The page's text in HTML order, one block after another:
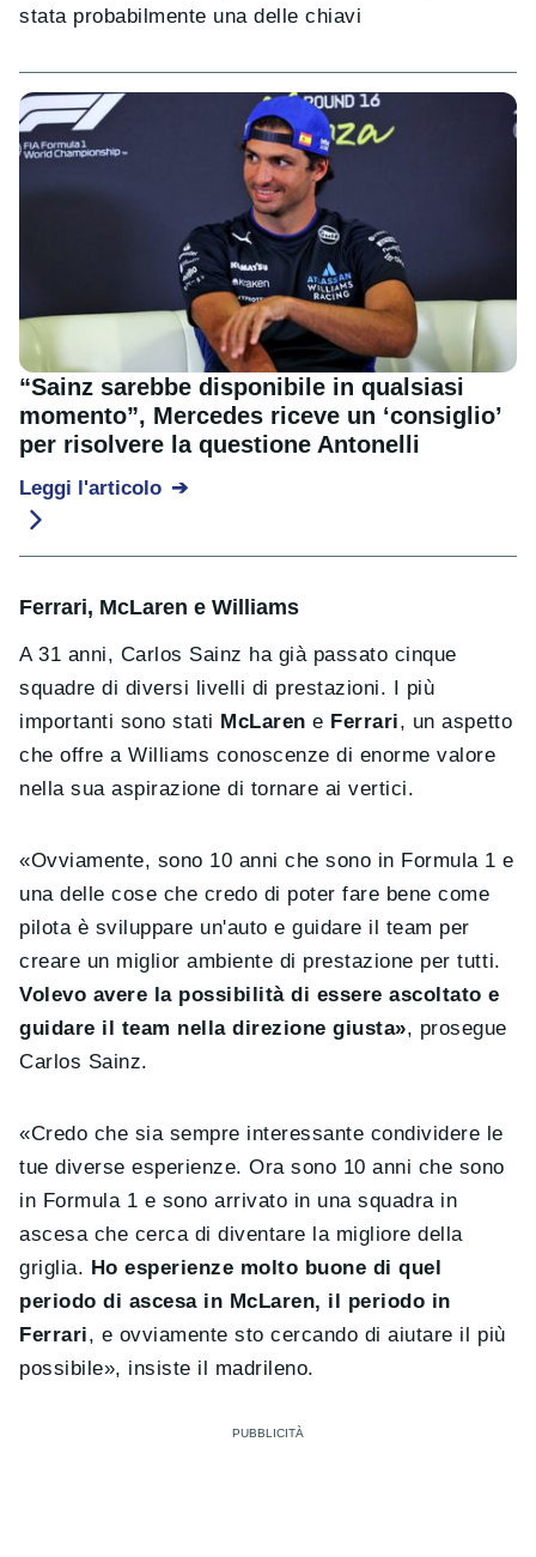
stata probabilmente una delle chiavi
“Sainz sarebbe disponibile in qualsiasi
momento”, Mercedes riceve un ‘consiglio’
per risolvere la questione Antonelli
Leggi l'articolo
Ferrari, McLaren e Williams
A 31 anni, Carlos Sainz ha già passato cinque
squadre di diversi livelli di prestazioni. I più
importanti sono stati McLaren e Ferrari, un aspetto
che offre a Williams conoscenze di enorme valore
nella sua aspirazione di tornare ai vertici.
«Ovviamente, sono 10 anni che sono in Formula 1 e
una delle cose che credo di poter fare bene come
pilota è sviluppare un'auto e guidare il team per
creare un miglior ambiente di prestazione per tutti.
Volevo avere la possibilità di essere ascoltato e
guidare il team nella direzione giusta», prosegue
Carlos Sainz.
«Credo che sia sempre interessante condividere le
tue diverse esperienze. Ora sono 10 anni che sono
in Formula 1 e sono arrivato in una squadra in
ascesa che cerca di diventare la migliore della
griglia. Ho esperienze molto buone di quel
periodo di ascesa in McLaren, il periodo in
Ferrari, e ovviamente sto cercando di aiutare il più
possibile», insiste il madrileno.